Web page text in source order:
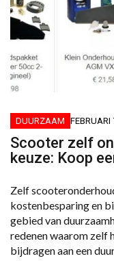
DUURZAAM FEBRUARI
Scooter zelf
keuze: Koop
Zelf
kostenbesparing en
gebied van
redenen waarom zelf
bijdragen aan een